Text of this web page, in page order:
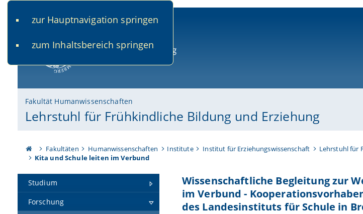
zur Hauptnavigation springen
zum Inhaltsbereich springen
Fakultät Humanwissenschaften
Lehrstuhl für Frühkindliche Bildung und Erziehung
Fakultäten Humanwissenschaften Institute Institut für Erziehungswissenschaft Lehrstuhl für
Kita und Schule leiten im Verbund
Studium
Forschung
Wissenschaftliche Begleitung zur
im Verbund -
des Landesinstituts für Schule in